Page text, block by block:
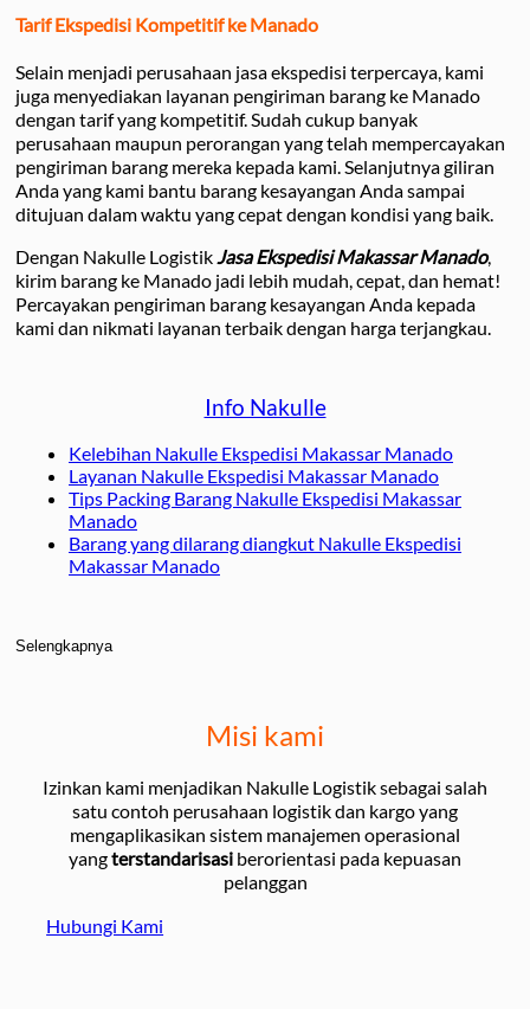
Tarif Ekspedisi Kompetitif ke Manado
Selain menjadi perusahaan jasa ekspedisi terpercaya, kami
juga menyediakan layanan pengiriman barang ke Manado
dengan tarif yang kompetitif. Sudah cukup banyak
perusahaan maupun perorangan yang telah mempercayakan
pengiriman barang mereka kepada kami. Selanjutnya giliran
Anda yang kami bantu barang kesayangan Anda sampai
ditujuan dalam waktu yang cepat dengan kondisi yang baik.
Dengan Nakulle LogistikJasa Ekspedisi Makassar Manado,
kirim barang ke Manado jadi lebih mudah, cepat, dan hemat!
Percayakan pengiriman barang kesayangan Anda kepada
kami dan nikmati layanan terbaik dengan harga terjangkau.
Info Nakulle
Kelebihan Nakulle Ekspedisi Makassar Manado
Layanan Nakulle Ekspedisi Makassar Manado
Tips Packing Barang Nakulle Ekspedisi Makassar
Manado
Barang yang dilarang diangkut Nakulle Ekspedisi
Makassar Manado
Selengkapnya
Misi kami
Izinkan kami menjadikan Nakulle Logistik sebagai salah
satu contoh perusahaan logistik dan kargo yang
mengaplikasikan sistem manajemen operasional
yangterstandarisasi berorientasi pada kepuasan
pelanggan
Hubungi Kami